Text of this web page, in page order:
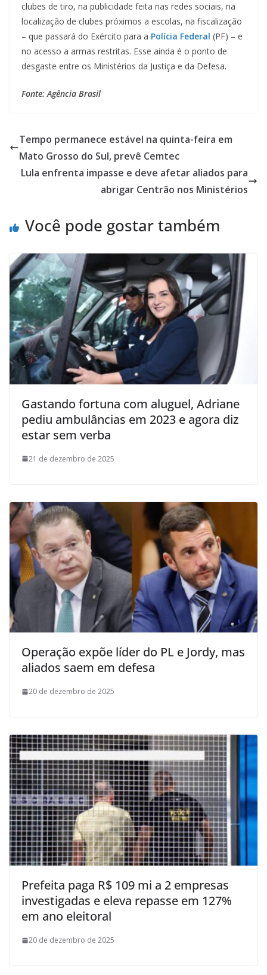
clubes de tiro, na publicidade feita nas redes sociais, na
localização de clubes próximos a escolas, na fiscalização
– que passará do Exército para a Polícia Federal (PF) – e
no acesso a armas restritas. Esse ainda é o ponto de
desgaste entre os Ministérios da Justiça e da Defesa.
Fonte: Agência Brasil
Tempo permanece estável na quinta-feira em
Mato Grosso do Sul, prevê Cemtec
Lula enfrenta impasse e deve afetar aliados para
abrigar Centrão nos Ministérios
Você pode gostar também
Gastando fortuna com aluguel, Adriane
pediu ambulâncias em 2023 e agora diz
estar sem verba
21 de dezembro de 2025
Operação expõe líder do PL e Jordy, mas
aliados saem em defesa
20 de dezembro de 2025
Prefeita paga R$ 109 mi a 2 empresas
investigadas e eleva repasse em 127%
em ano eleitoral
20 de dezembro de 2025